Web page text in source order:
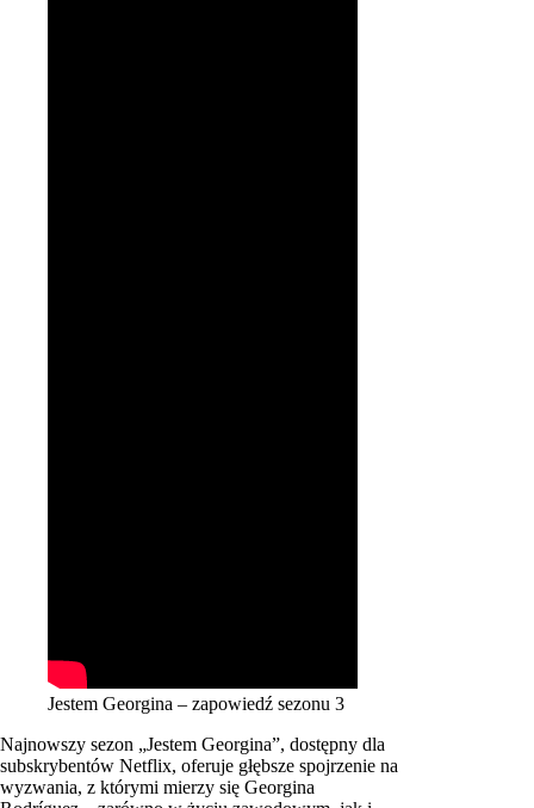
Jestem Georgina – zapowiedź sezonu 3
Najnowszy sezon „Jestem Georgina”, dostępny dla
subskrybentów Netflix, oferuje głębsze spojrzenie na
wyzwania, z którymi mierzy się Georgina